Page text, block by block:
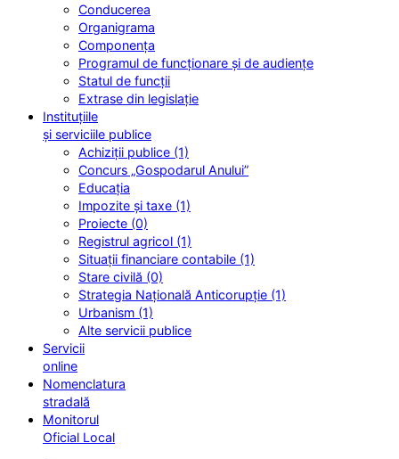
Conducerea
Organigrama
Componența
Programul de funcționare și de audiențe
Statul de funcții
Extrase din legislație
Instituțiile
și serviciile publice
Achiziții publice (1)
Concurs „Gospodarul Anului”
Educația
Impozite și taxe (1)
Proiecte (0)
Registrul agricol (1)
Situații financiare contabile (1)
Stare civilă (0)
Strategia Națională Anticorupție (1)
Urbanism (1)
Alte servicii publice
Servicii
online
Nomenclatura
stradală
Monitorul
Oficial Local